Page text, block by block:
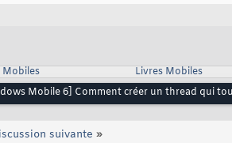
Mobiles
Livres Mobiles
Mobile 6] Comment créer un thread qui
suivante »